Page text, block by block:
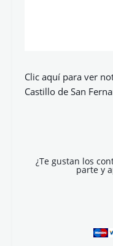
Clic aquí para ver
Castillo de San
¿Te gustan los
parte y